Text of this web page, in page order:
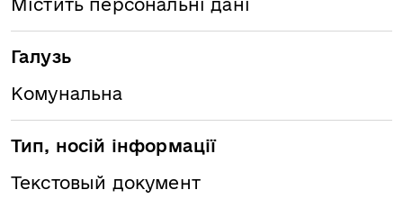
Містить персональні дані
Галузь
Комунальна
Тип, носій інформації
Текстовый документ